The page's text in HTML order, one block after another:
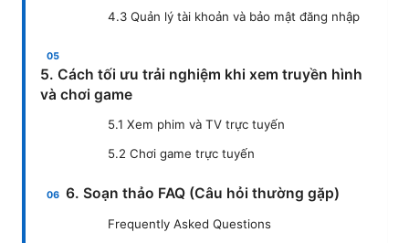
4.3 Quản lý tài khoản và bảo mật đăng nhập
5. Cách tối ưu trải nghiệm khi xem truyền hình
và chơi game
5.1 Xem phim và TV trực tuyến
5.2 Chơi game trực tuyến
6. Soạn thảo FAQ (Câu hỏi thường gặp)
Frequently Asked Questions